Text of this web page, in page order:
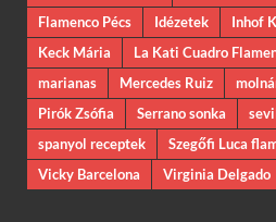
Flamenco Pécs
Idézetek Inhof
Keck Mária
La Kati Cuadro
marianas
Mercedes Ruiz
Pirók Zsófia
Serrano sonka
spanyol receptek
Szegőfi Luca
Vicky Barcelona
Virginia Delgado